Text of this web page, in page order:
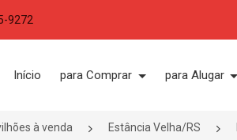
9272
Início para Comprar para Alugar
à venda Estância Velha/RS